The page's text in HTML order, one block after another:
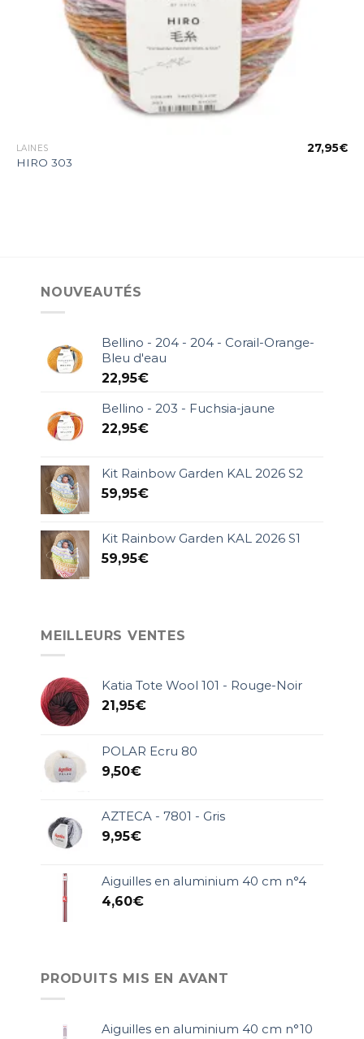
LAINES
HIRO 303
27,95€
NOUVEAUTÉS
Bellino - 204 - 204 - Corail-Orange-
Bleu d'eau
22,95€
Bellino - 203 - Fuchsia-jaune
22,95€
Kit Rainbow Garden KAL 2026 S2
59,95€
Kit Rainbow Garden KAL 2026 S1
59,95€
MEILLEURS VENTES
Katia Tote Wool 101 - Rouge-Noir
21,95€
POLAR Ecru 80
9,50€
AZTECA - 7801 - Gris
9,95€
Aiguilles en aluminium 40 cm n°4
4,60€
PRODUITS MIS EN AVANT
Aiguilles en aluminium 40 cm n°10